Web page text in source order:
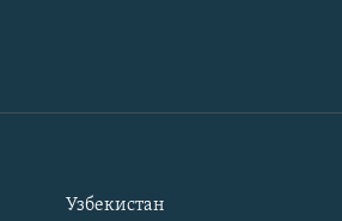
Узбекистан